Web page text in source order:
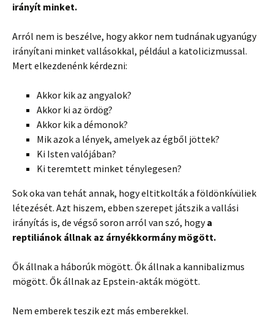
irányít minket.
Arról nem is beszélve, hogy akkor nem tudnának ugyanúgy
irányítani minket vallásokkal, például a katolicizmussal.
Mert elkezdenénk kérdezni:
Akkor kik az angyalok?
Akkor ki az ördög?
Akkor kik a démonok?
Mik azok a lények, amelyek az égből jöttek?
Ki Isten valójában?
Ki teremtett minket ténylegesen?
Sok oka van tehát annak, hogy eltitkolták a földönkívüliek
létezését. Azt hiszem, ebben szerepet játszik a vallási
irányítás is, de végső soron arról van szó, hogya
reptiliánok állnak az árnyékkormány mögött.
Ők állnak a háborúk mögött. Ők állnak a kannibalizmus
mögött. Ők állnak az Epstein-akták mögött.
Nem emberek teszik ezt más emberekkel.